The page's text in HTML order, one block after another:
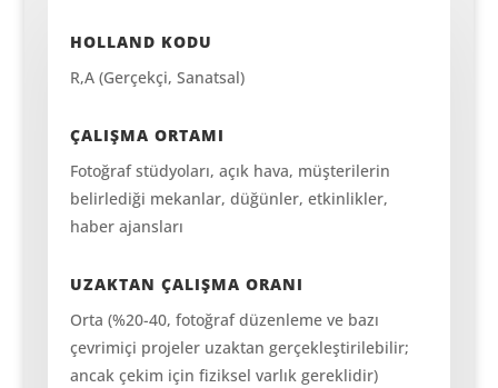
HOLLAND KODU
R,A (Gerçekçi, Sanatsal)
ÇALIŞMA ORTAMI
Fotoğraf stüdyoları, açık hava, müşterilerin
belirlediği mekanlar, düğünler, etkinlikler,
haber ajansları
UZAKTAN ÇALIŞMA ORANI
Orta (%20-40, fotoğraf düzenleme ve bazı
çevrimiçi projeler uzaktan gerçekleştirilebilir;
ancak çekim için fiziksel varlık gereklidir)